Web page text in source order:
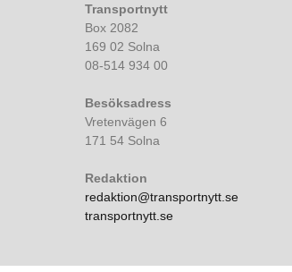
Transportnytt
Box 2082
169 02 Solna
08-514 934 00
Besöksadress
Vretenvägen 6
171 54 Solna
Redaktion
redaktion@transportnytt.se
transportnytt.se